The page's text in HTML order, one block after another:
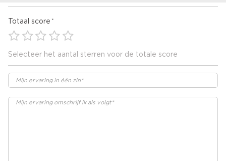
Totaal score
Selecteer het aantal sterren voor de totale score